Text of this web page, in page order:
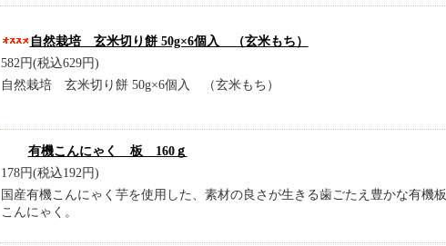
自然栽培 玄米切り餅 50g×6個入 （玄米もち）
582円(税込629円)
自然栽培 玄米切り餅 50g×6個入 （玄米もち）
有機こんにゃく 板 160ｇ
178円(税込192円)
国産有機こんにゃく芋を使用した、素材の良さが生きる歯ごたえ豊かな有機板
こんにゃく。